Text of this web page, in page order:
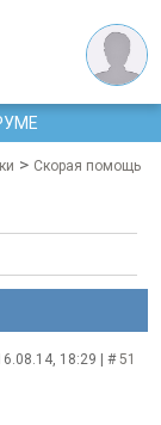
> Скорая помощь
18:29 | #51